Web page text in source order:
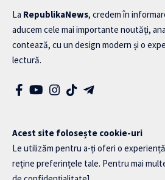
La RepublikaNews, credem în
aducem cele mai importante noutăți,
contează, cu un design modern și o
lectură.
Acest site folosește cookie-uri
Le utilizăm pentru a-ți oferi o
reține preferințele tale. Pentru mai